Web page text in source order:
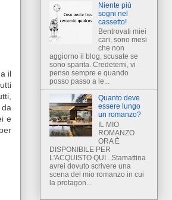
il
e
Niente più
sogni nel
cassetto!
Bentrovati miei
cari, sono mesi
che non
aggiorno il blog, scusate se
sono sparita. Credetemi, vi
penso sempre e quando
posso passo a le...
Quanto deve
essere lungo
un romanzo?
IL MIO
ROMANZO
ORA È
DISPONIBILE PER
L'ACQUISTO QUI . Stamattina
avrei dovuto scrivere una
scena del mio romanzo in cui
la protagon...